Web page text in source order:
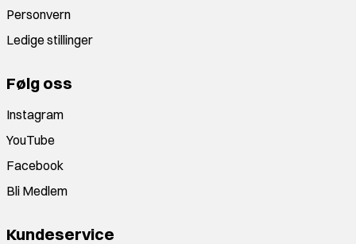
Personvern
Ledige stillinger
Følg oss
Instagram
YouTube
Facebook
Bli Medlem
Kundeservice